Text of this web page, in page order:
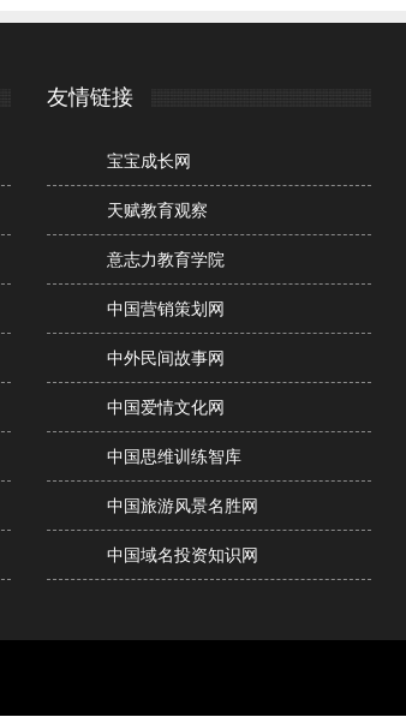
友情链接
宝宝成长网
天赋教育观察
意志力教育学院
中国营销策划网
中外民间故事网
中国爱情文化网
中国思维训练智库
中国旅游风景名胜网
中国域名投资知识网